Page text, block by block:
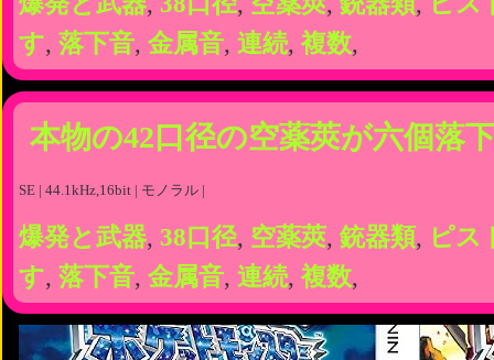
す, 落下音, 金属音, 連続, 複数,
本物の42口径の空薬莢が六個落
SE | 44.1kHz,16bit | モノラル |
爆発と武器, 38口径, 空薬莢, 銃器類, ピス
す, 落下音, 金属音, 連続, 複数,